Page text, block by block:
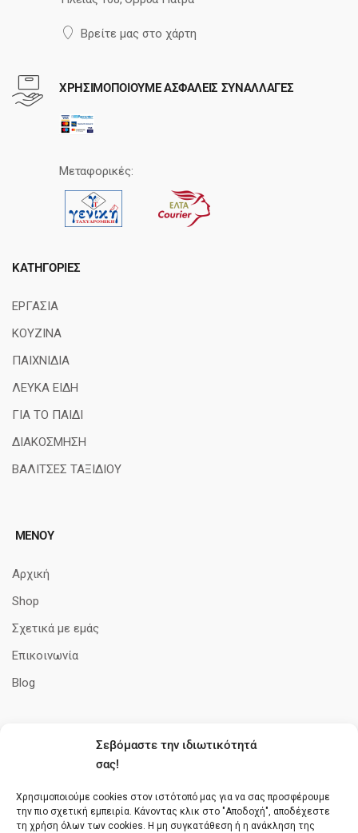
Σεβόμαστε την ιδιωτικότητά
σας!
Χρησιμοποιούμε cookies στον ιστότοπό μας για να σας προσφέρουμε
την πιο σχετική εμπειρία. Κάνοντας κλικ στο "Αποδοχή", αποδέχεστε
τη χρήση όλων των cookies. Η μη συγκατάθεση ή η ανάκληση της
Βρείτε μας στο χάρτη
ΧΡΗΣΙΜΟΠΟΙΟΥΜΕ ΑΣΦΑΛΕΙΣ ΣΥΝΑΛΛΑΓΕΣ
Μεταφορικές:
ΚΑΤΗΓΟΡΊΕΣ
ΕΡΓΑΣΙΑ
ΚΟΥΖΙΝΑ
ΠΑΙΧΝΙΔΙΑ
ΛΕΥΚΑ ΕΙΔΗ
ΓΙΑ ΤΟ ΠΑΙΔΙ
ΔΙΑΚΟΣΜΗΣΗ
ΒΑΛΙΤΣΕΣ ΤΑΞΙΔΙΟΥ
ΜΕΝΟΥ
Αρχική
Shop
Σχετικά με εμάς
Επικοινωνία
Blog
Πολιτική cookies